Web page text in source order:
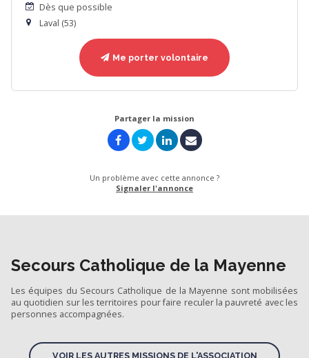
Dès que possible
Laval (53)
Me porter volontaire
Partager la mission
Un problème avec cette annonce ?
Signaler l'annonce
Secours Catholique de la Mayenne
Les équipes du Secours Catholique de la Mayenne sont mobilisées
au quotidien sur les territoires pour faire reculer la pauvreté avec les
personnes accompagnées.
VOIR LES AUTRES MISSIONS DE L'ASSOCIATION